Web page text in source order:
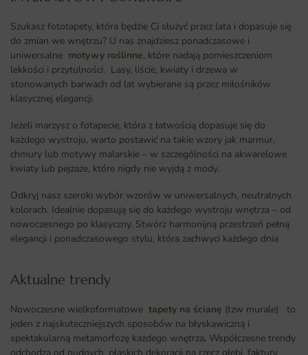
Szukasz fototapety, która będzie Ci służyć przez lata i dopasuje się
do zmian we wnętrzu? U nas znajdziesz ponadczasowe i
uniwersalne motywy roślinne, które nadają pomieszczeniom
lekkości i przytulności. Lasy, liście, kwiaty i drzewa w
stonowanych barwach od lat wybierane są przez miłośników
klasycznej elegancji.
Jeżeli marzysz o fotapecie, która z łatwością dopasuje się do
każdego wystroju, warto postawić na takie wzory jak marmur,
chmury lub motywy malarskie – w szczególności na akwarelowe
kwiaty lub pejzaże, które nigdy nie wyjdą z mody.
Odkryj nasz szeroki wybór wzorów w uniwersalnych, neutralnych
kolorach. Idealnie dopasują się do każdego wystroju wnętrza – od
nowoczesnego po klasyczny. Stwórz harmonijną przestrzeń pełną
elegancji i ponadczasowego stylu, która zachwyci każdego dnia
Aktualne trendy​
Nowoczesne wielkoformatowe tapety na ścianę (tzw murale) to
jeden z najskuteczniejszych sposobów na błyskawiczną i
spektakularną metamorfozę każdego wnętrza. Współczesne trendy